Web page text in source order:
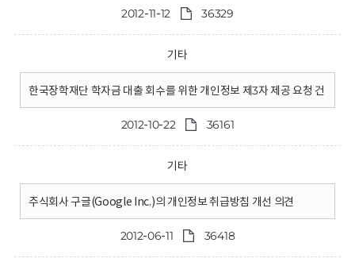
2012-11-12 36329
기타
한국장학재단 학자금 대출 회수를 위한 개인정보 제3자 제공 요청 건
2012-10-22 36161
기타
주식회사 구글(Google Inc.)의 개인정보 취급방침 개선 의견
2012-06-11 36418